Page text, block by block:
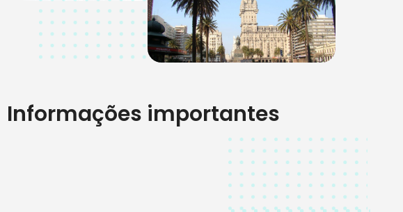
Informações importantes